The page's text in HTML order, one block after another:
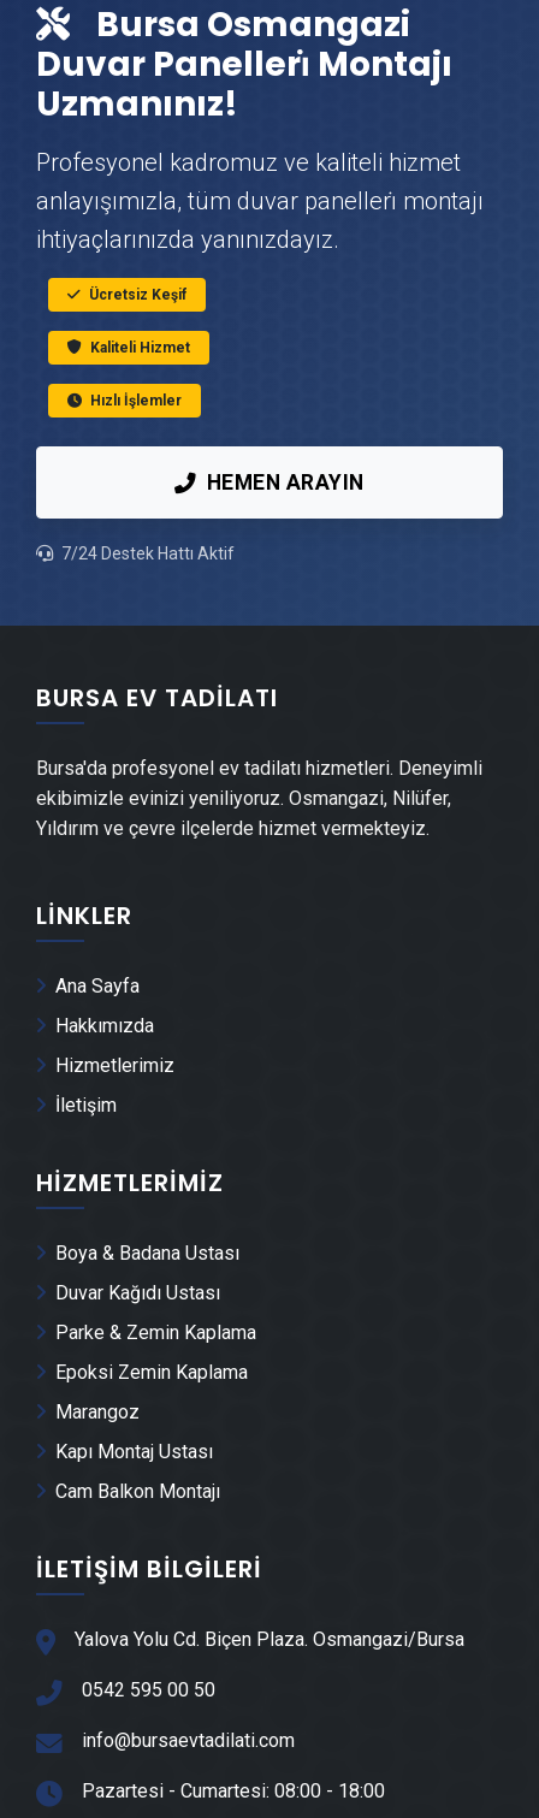
Osmangazi Vinç Kiralama
Osmangazi Mutfak Tadilatı
Osmangazi Çatı Ustası
Osmangazi Fayans & Seramik Ustası
Osmangazi Prefabrik Ev Yapımı
Osmangazi Ahşap Ev Yapımı
Osmangazi Peyzaj Hizmetleri
Osmangazi Mantolama Ustası
Osmangazi Alçıpan Ustası
Osmangazi Şap Ustası
Osmangazi Kepenk & Panjur Montajı
Osmangazi Dolap & Mobilya İmalatı
Osmangazi Duvar Çıtası Ustası
Osmangazi Havuz Yapımı
Osmangazi Cam Montajı
Osmangazi Ayna Montajı
Osmangazi Hafriyat & Moloz Atımı
Osmangazi Kepçe Kiralama
Osmangazi Sandviç Panel Montajı
Bursa Osmangazi
Duvar Panelleri̇ Montajı
Uzmanınız!
Profesyonel kadromuz ve kaliteli hizmet
anlayışımızla, tüm duvar panelleri̇ montajı
ihtiyaçlarınızda yanınızdayız.
Ücretsiz Keşif
Kaliteli Hizmet
Hızlı İşlemler
HEMEN ARAYIN
7/24 Destek Hattı Aktif
BURSA EV TADILATI
Bursa'da profesyonel ev tadilatı hizmetleri. Deneyimli
ekibimizle evinizi yeniliyoruz. Osmangazi, Nilüfer,
Yıldırım ve çevre ilçelerde hizmet vermekteyiz.
LINKLER
Ana Sayfa
Hakkımızda
Hizmetlerimiz
İletişim
HIZMETLERIMIZ
Boya & Badana Ustası
Duvar Kağıdı Ustası
Parke & Zemin Kaplama
Epoksi Zemin Kaplama
Marangoz
Kapı Montaj Ustası
Cam Balkon Montajı
İLETIŞIM BILGILERI
Yalova Yolu Cd. Biçen Plaza. Osmangazi/Bursa
0542 595 00 50
info@bursaevtadilati.com
Pazartesi - Cumartesi: 08:00 - 18:00